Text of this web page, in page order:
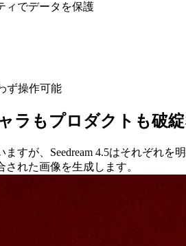
ィでデータを保護
ず操作可能
ラもプロダクトも破
すが、Seedream 4.5はそれぞれ
れた画像を生成します。